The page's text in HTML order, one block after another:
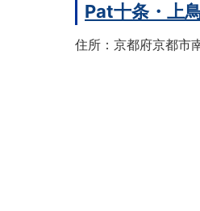
Pat十条・上
住所：京都府京都市